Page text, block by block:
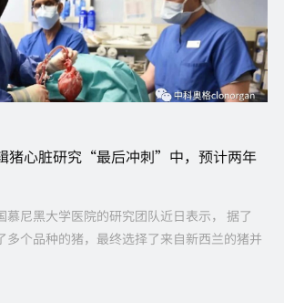
猪心脏研究“最后冲刺”中，预计两年
慕尼黑大学医院的研究团队近日表示， 据了
多个品种的猪，最终选择了来自新西兰的猪并